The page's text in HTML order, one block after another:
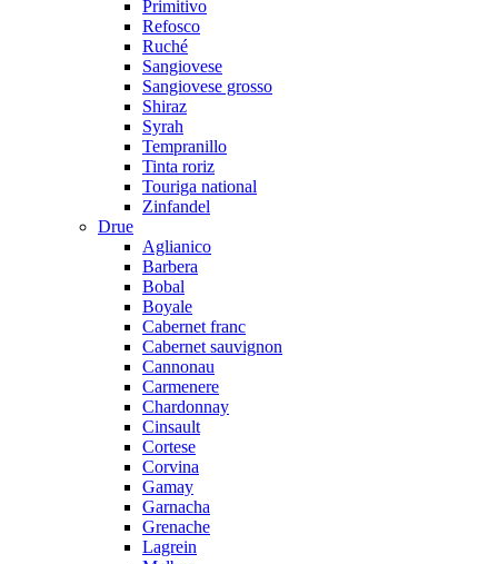
Primitivo
Refosco
Ruché
Sangiovese
Sangiovese grosso
Shiraz
Syrah
Tempranillo
Tinta roriz
Touriga national
Zinfandel
Drue
Aglianico
Barbera
Bobal
Boyale
Cabernet franc
Cabernet sauvignon
Cannonau
Carmenere
Chardonnay
Cinsault
Cortese
Corvina
Gamay
Garnacha
Grenache
Lagrein